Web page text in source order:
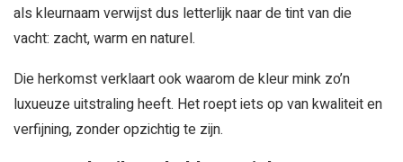
als kleurnaam verwijst dus letterlijk naar de tint van die
vacht: zacht, warm en naturel.
Die herkomst verklaart ook waarom de kleur mink zo’n
luxueuze uitstraling heeft. Het roept iets op van kwaliteit en
verfijning, zonder opzichtig te zijn.